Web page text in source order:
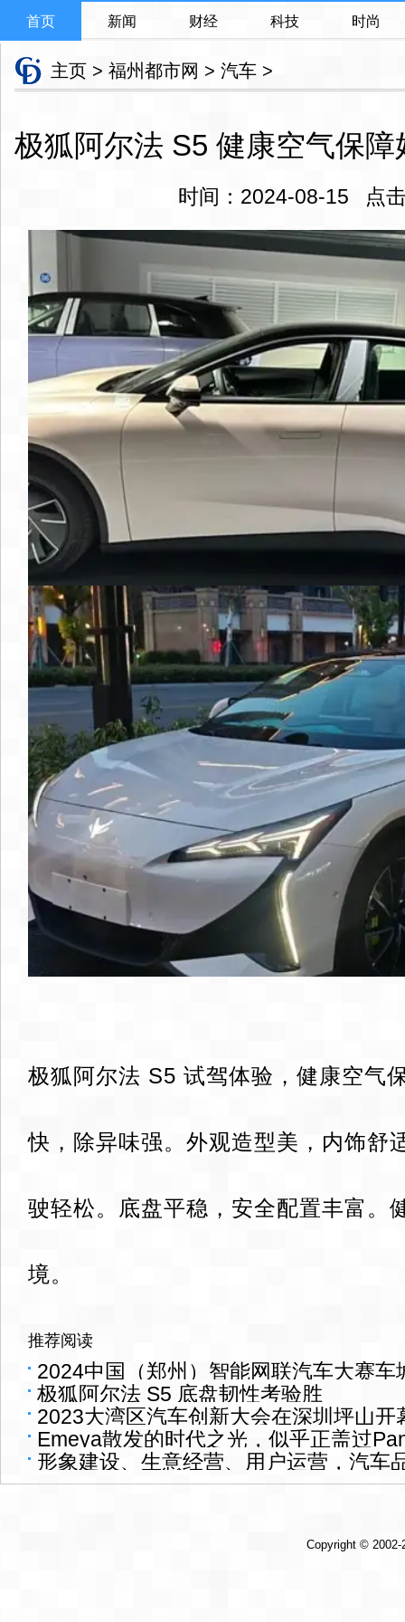
首页 新闻 财经 科技 时尚
主页 > 福州都市网 > 汽车 >
极狐阿尔法 S5 健康空气保障
时间：2024-08-15 点
极狐阿尔法 S5 试驾体验，健康空气
快，除异味强。外观造型美，内饰舒
驶轻松。底盘平稳，安全配置丰富。
境。
推荐阅读
2024中国（郑州）智能网联汽车大赛
落幕
极狐阿尔法 S5 底盘韧性考验胜
2023大湾区汽车创新大会在深圳坪山开
Emeya散发的时代之光，似乎正盖过
形象建设、生意经营、用户运营，汽车
得？
Copyright ©